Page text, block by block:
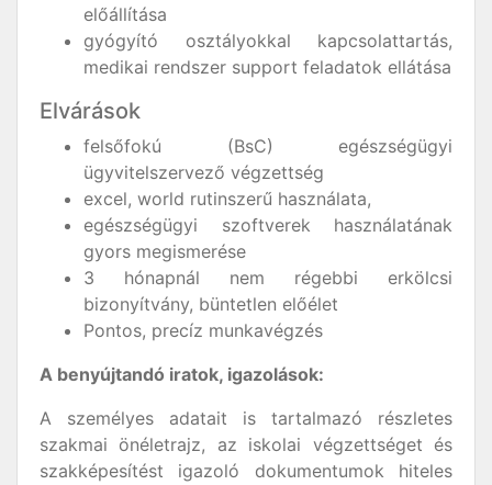
előállítása
gyógyító osztályokkal kapcsolattartás,
medikai rendszer support feladatok ellátása
Elvárások
felsőfokú (BsC) egészségügyi
ügyvitelszervező végzettség
excel, world rutinszerű használata,
egészségügyi szoftverek használatának
gyors megismerése
3 hónapnál nem régebbi erkölcsi
bizonyítvány, büntetlen előélet
Pontos, precíz munkavégzés
A benyújtandó iratok, igazolások:
A személyes adatait is tartalmazó részletes
szakmai önéletrajz, az iskolai végzettséget és
szakképesítést igazoló dokumentumok hiteles